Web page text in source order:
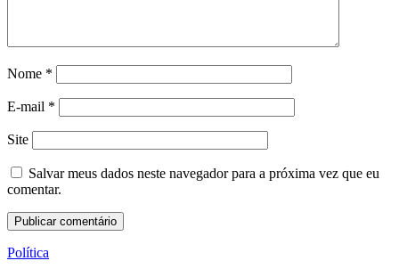
Nome *
E-mail *
Site
Salvar meus dados neste navegador para a próxima vez que eu
comentar.
Política